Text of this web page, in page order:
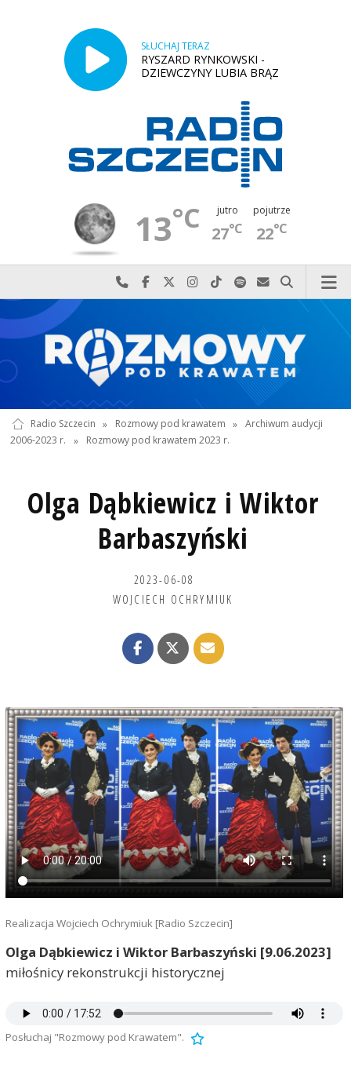
SŁUCHAJ TERAZ
RYSZARD RYNKOWSKI -
DZIEWCZYNY LUBIA BRĄZ
13°C jutro
27°C
pojutrze
22°C
Najlepiej po prostu do nas zadzwoń
Odwiedź nas na Facebook-u
Odwiedź nas na X
Odwiedź nas na Instagram-ie
Odwiedź nas na TikTok-u
Szukaj nas na Spotify
Wyślij do nas
Szukaj
Radio Szczecin » Rozmowy pod krawatem » Archiwum audycji
2006-2023 r.
» Rozmowy pod krawatem 2023 r.
Olga Dąbkiewicz i Wiktor
Barbaszyński
2023-06-08
WOJCIECH OCHRYMIUK
Realizacja Wojciech Ochrymiuk [Radio Szczecin]
Olga Dąbkiewicz i Wiktor Barbaszyński [9.06.2023]
miłośnicy rekonstrukcji historycznej
Posłuchaj "Rozmowy pod Krawatem".